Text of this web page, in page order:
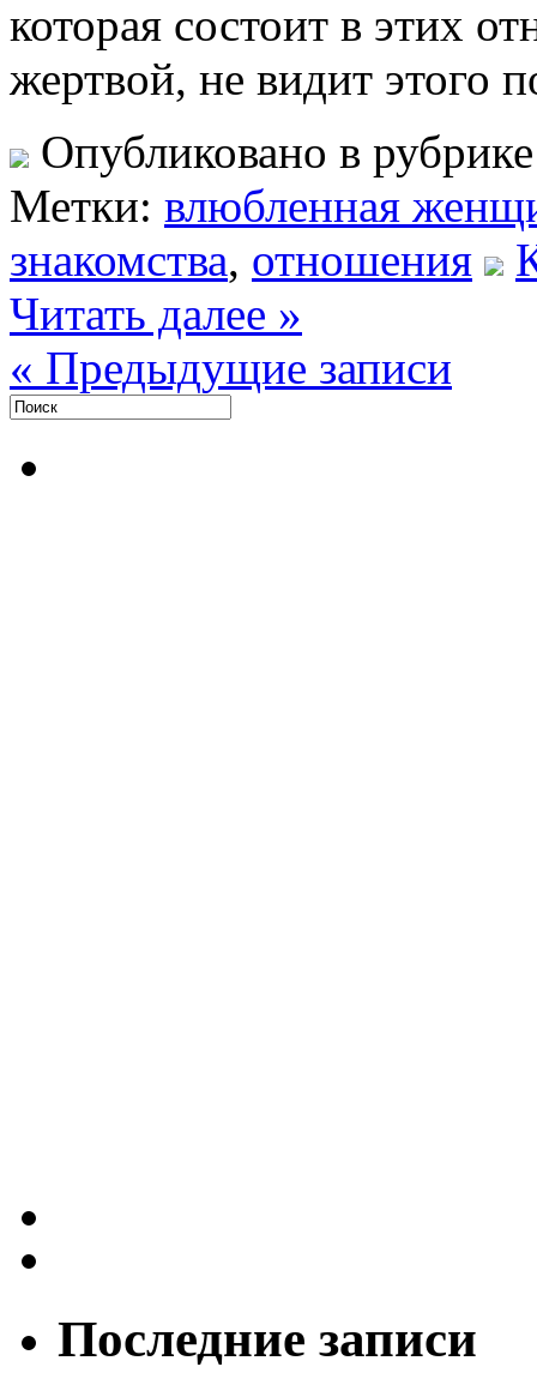
которая состоит в этих
жертвой, не видит этого
Опубликовано в
Метки: влюбленная
знакомства, отношения
Читать далее »
« Предыдущие записи
Последние записи